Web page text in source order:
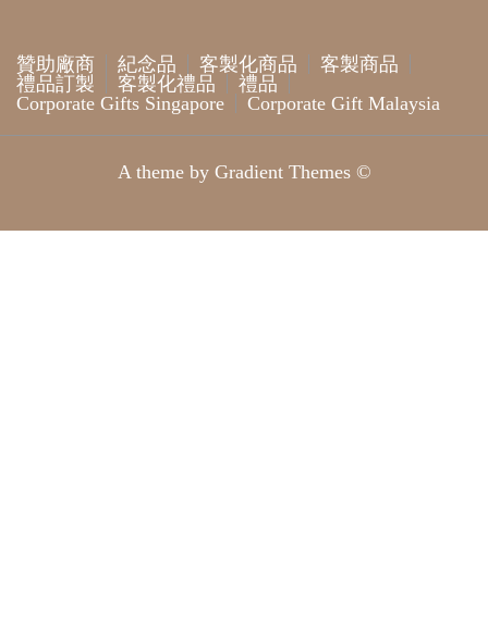
贊助廠商 紀念品 客製化商品
客製商品
禮品訂製
客製化禮品
禮品
Corporate Gifts Singapore
Corporate Gift Malaysia
A theme by Gradient Themes ©